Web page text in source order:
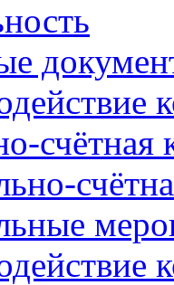
счётная